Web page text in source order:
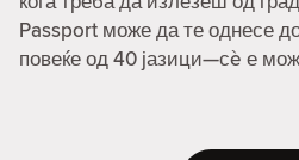
Passport може да те однесе
повеќе од 40 јазици—сè е